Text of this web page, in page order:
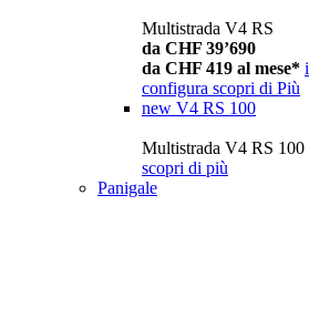
Multistrada V4 RS
da CHF 39’690
da CHF 419 al mese* i
configura scopri di Più
new V4 RS 100
Multistrada V4 RS 100
scopri di più
Panigale